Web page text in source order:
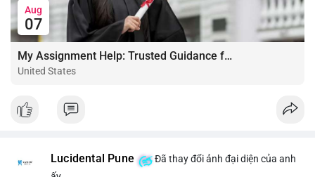
Aug
07
My Assignment Help: Trusted Guidance for Academic Excellence
United States
Lucidental Pune
Đã thay đổi ảnh đại diện của anh